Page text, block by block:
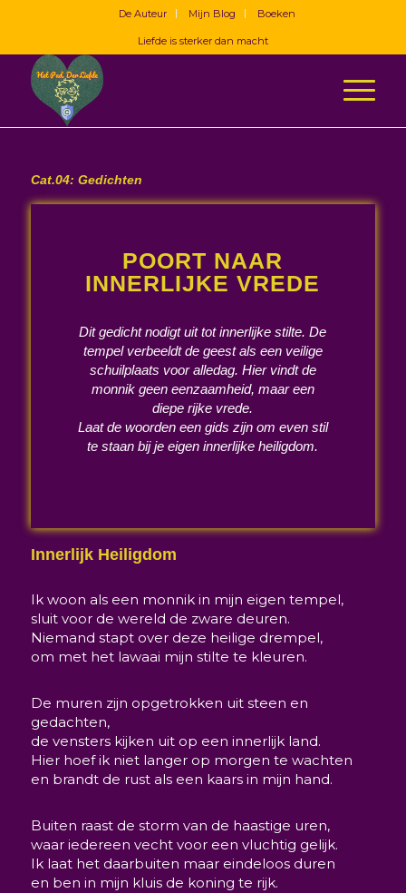
De Auteur Mijn Blog Boeken
Liefde is sterker dan macht
Cat.04: Gedichten
POORT NAAR
INNERLIJKE VREDE
Dit gedicht nodigt uit tot innerlijke stilte. De
tempel verbeeldt de geest als een veilige
schuilplaats voor alledag. Hier vindt de
monnik geen eenzaamheid, maar een
diepe rijke vrede.
Laat de woorden een gids zijn om even stil
te staan bij je eigen innerlijke heiligdom.
Innerlijk Heiligdom
Ik woon als een monnik in mijn eigen tempel,
sluit voor de wereld de zware deuren.
Niemand stapt over deze heilige drempel,
om met het lawaai mijn stilte te kleuren.
De muren zijn opgetrokken uit steen en
gedachten,
de vensters kijken uit op een innerlijk land.
Hier hoef ik niet langer op morgen te wachten
en brandt de rust als een kaars in mijn hand.
Buiten raast de storm van de haastige uren,
waar iedereen vecht voor een vluchtig gelijk.
Ik laat het daarbuiten maar eindeloos duren
en ben in mijn kluis de koning te rijk.